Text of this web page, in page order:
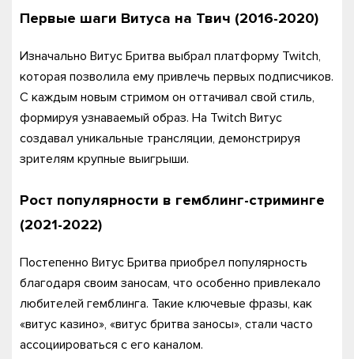
Первые шаги Витуса на Твич (2016-2020)
Изначально Витус Бритва выбрал платформу Twitch,
которая позволила ему привлечь первых подписчиков.
С каждым новым стримом он оттачивал свой стиль,
формируя узнаваемый образ. На Twitch Витус
создавал уникальные трансляции, демонстрируя
зрителям крупные выигрыши.
Рост популярности в гемблинг-стриминге
(2021-2022)
Постепенно Витус Бритва приобрел популярность
благодаря своим заносам, что особенно привлекало
любителей гемблинга. Такие ключевые фразы, как
«витус казино», «витус бритва заносы», стали часто
ассоциироваться с его каналом.